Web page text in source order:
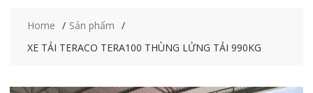
Home
Sản phẩm
XE TẢI TERACO TERA100 THÙNG LỬNG TẢI 990KG